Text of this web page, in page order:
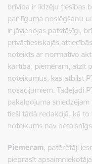
brīvība ir līdzēju tiesības
par līguma noslēgšanu
ir jāvienojas patstāvīgi,
privāttiesiskajās
noteikts ar normatīvo
kārtībā, piemēram, atzīt
noteikumus, kas atbilst
nosacījumiem. Tādējādi
pakalpojuma
tieši tādā redakcijā, kā to
noteikums nav
Piemēram, patērētāji
pieprasīt